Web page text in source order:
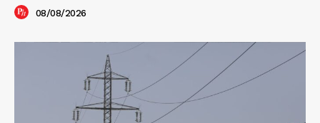
08/08/2026